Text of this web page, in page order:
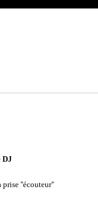
DJ
''écouteur''